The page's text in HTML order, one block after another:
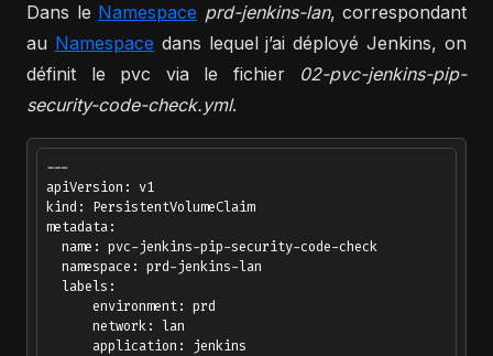
Dans le Namespace prd-jenkins-lan, correspondant
au Namespace dans lequel j’ai déployé Jenkins, on
définit le pvc via le fichier 02-pvc-jenkins-pip-
security-code-check.yml.
---
apiVersion: v1
kind: PersistentVolumeClaim
metadata:
  name: pvc-jenkins-pip-security-code-check
  namespace: prd-jenkins-lan
  labels:
      environment: prd
      network: lan
      application: jenkins